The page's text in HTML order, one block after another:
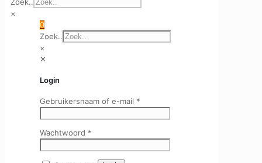
×
0
Zoek..
×
✕
Login
Gebruikersnaam of e-mail *
Wachtwoord *